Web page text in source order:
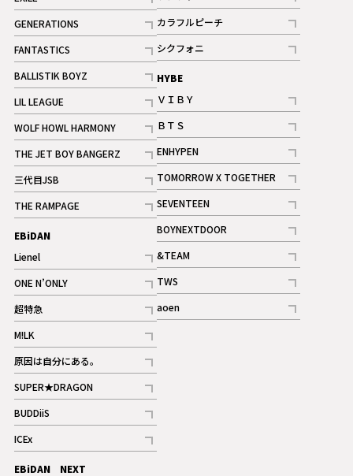
記事
GENERATIONS
記事
FANTASTICS
記事
BALLISTIK BOYZ
記事
LIL LEAGUE
記事
WOLF HOWL HARMONY
記事
THE JET BOY BANGERZ
記事
三代目JSB
記事
THE RAMPAGE
記事
ギャラリー
EBiDAN
Lienel
記事
ONE N’ONLY
記事
超特急
記事
M!LK
記事
原因は自分にある。
記事
SUPER★DRAGON
記事
BUDDiiS
記事
ICEx
記事
EBiDAN NEXT
ギャラリー
記事
ギャラリー
カラフルピーチ
記事
シクフォニ
記事
HYBE
ＶＩＢＹ
記事
ＢＴＳ
記事
ENHYPEN
記事
TOMORROW X TOGETHER
記事
ギャラリー
SEVENTEEN
記事
BOYNEXTDOOR
記事
&TEAM
記事
TWS
記事
aoen
記事